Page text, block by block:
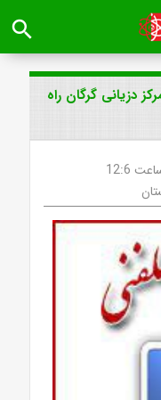
search
دزیانی گرگان راه